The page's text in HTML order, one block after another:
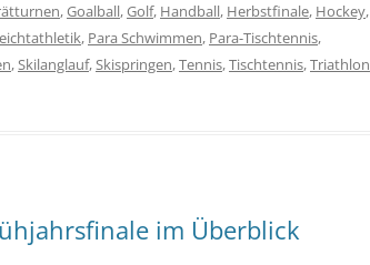
,Goalball,Golf, Handball, Herbstfinale, Hockey,
, Para Schwimmen, Para-Tischtennis,
,Skilanglauf,Skispringen,Tennis,Tischtennis,Triathlon
im Überblick